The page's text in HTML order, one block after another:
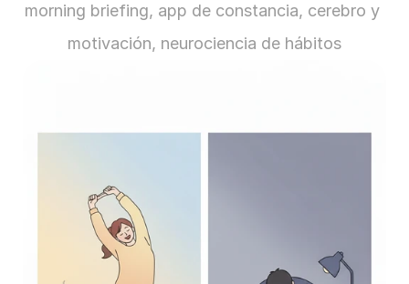
morning briefing, app de constancia, cerebro y
motivación, neurociencia de hábitos